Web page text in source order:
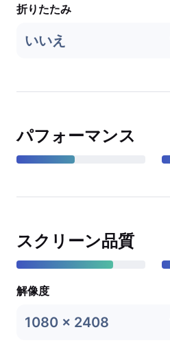
折りたたみ
いいえ
パフォーマンス
スクリーン品質
解像度
1080 x 2408